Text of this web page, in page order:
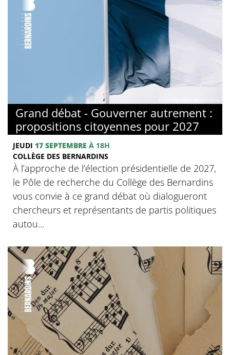
Grand débat - Gouverner autrement :
propositions citoyennes pour 2027
JEUDI 17 SEPTEMBRE À 18H
COLLÈGE DES BERNARDINS
À l’approche de l’élection présidentielle de 2027,
le Pôle de recherche du Collège des Bernardins
vous convie à ce grand débat où dialogueront
chercheurs et représentants de partis politiques
autou...